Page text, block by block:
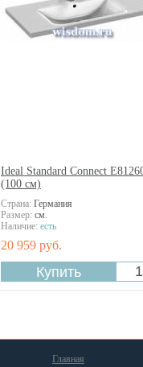
Ideal Standard Connect
(100 см)
Страна: Германия
Размер: см.
Наличие: есть
20 959 руб.
Главная